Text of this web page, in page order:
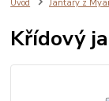
Úvod Jantary z
Křídový